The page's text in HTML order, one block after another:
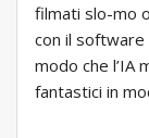
filmati slo-mo
con il software
modo che l’IA
fantastici in